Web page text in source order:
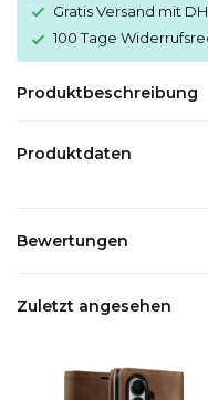
Gratis Versand mit
100 Tage
Produktbeschreibung
Produktdaten
Bewertungen
Zuletzt angesehen